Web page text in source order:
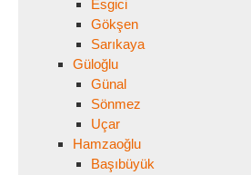
Esgici
Gökşen
Sarıkaya
Güloğlu
Günal
Sönmez
Uçar
Hamzaoğlu
Başıbüyük